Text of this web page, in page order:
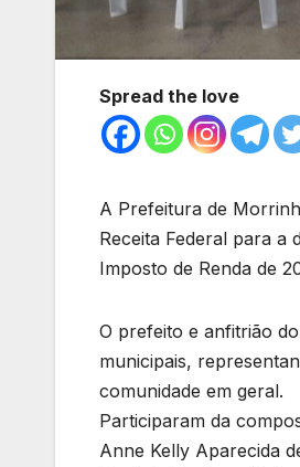
Spread the love
A Prefeitura de
Receita Federal para a
Imposto de Renda de
O prefeito e anfitrião
municipais,
comunidade em geral.
Participaram da
Anne Kelly Aparecida